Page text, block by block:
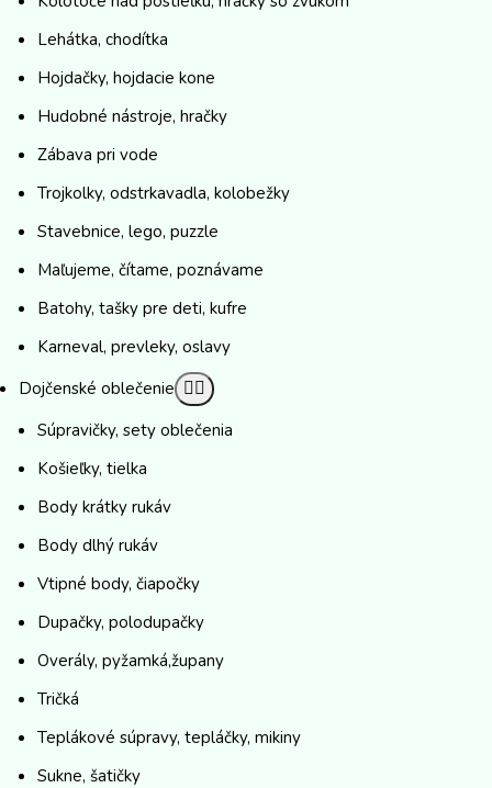
Lehátka, chodítka
Hojdačky, hojdacie kone
Hudobné nástroje, hračky
Zábava pri vode
Trojkolky, odstrkavadla, kolobežky
Stavebnice, lego, puzzle
Maľujeme, čítame, poznávame
Batohy, tašky pre deti, kufre
Karneval, prevleky, oslavy
Dojčenské oblečenie
Súpravičky, sety oblečenia
Košieľky, tielka
Body krátky rukáv
Body dlhý rukáv
Vtipné body, čiapočky
Dupačky, polodupačky
Overály, pyžamká,župany
Tričká
Teplákové súpravy, tepláčky, mikiny
Sukne, šatičky